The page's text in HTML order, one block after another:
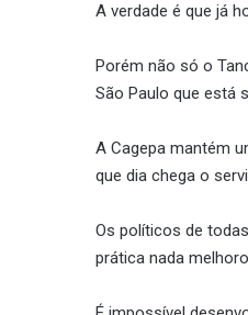
A verdade é que já
Porém não só o
São Paulo que está
A Cagepa mantém
que dia chega o
Os políticos de
prática nada